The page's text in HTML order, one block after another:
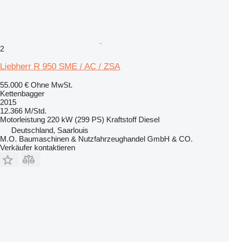
2
Liebherr R 950 SME / AC / ZSA
55.000 € Ohne MwSt.
Kettenbagger
2015
12.366 M/Std.
Motorleistung 220 kW (299 PS) Kraftstoff Diesel
Deutschland, Saarlouis
M.O. Baumaschinen & Nutzfahrzeughandel GmbH & CO.
Verkäufer kontaktieren